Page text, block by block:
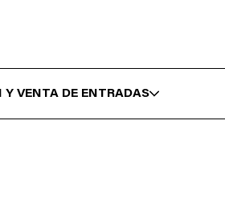
Y VENTA DE ENTRADAS